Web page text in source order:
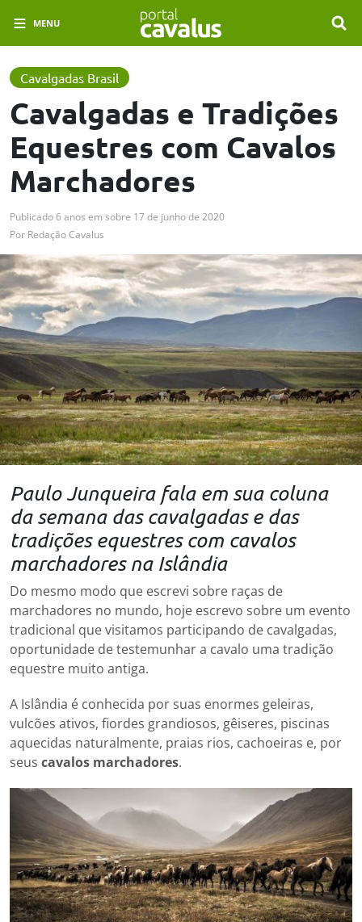
MENU
Cavalgadas Brasil
Cavalgadas e Tradições
Equestres com Cavalos
Marchadores
Publicado6 anos em sobre 17 de junho de 2020
Por Redação Cavalus
Paulo Junqueira fala em sua coluna
da semana das cavalgadas e das
tradições equestres com cavalos
marchadores na Islândia
Do mesmo modo que escrevi sobre raças de
marchadores no mundo, hoje escrevo sobre um evento
tradicional que visitamos participando de cavalgadas,
oportunidade de testemunhar a cavalo uma tradição
equestre muito antiga.
A Islândia é conhecida por suas enormes geleiras,
vulcões ativos, fiordes grandiosos, gêiseres, piscinas
aquecidas naturalmente, praias rios, cachoeiras e, por
seus cavalos marchadores.